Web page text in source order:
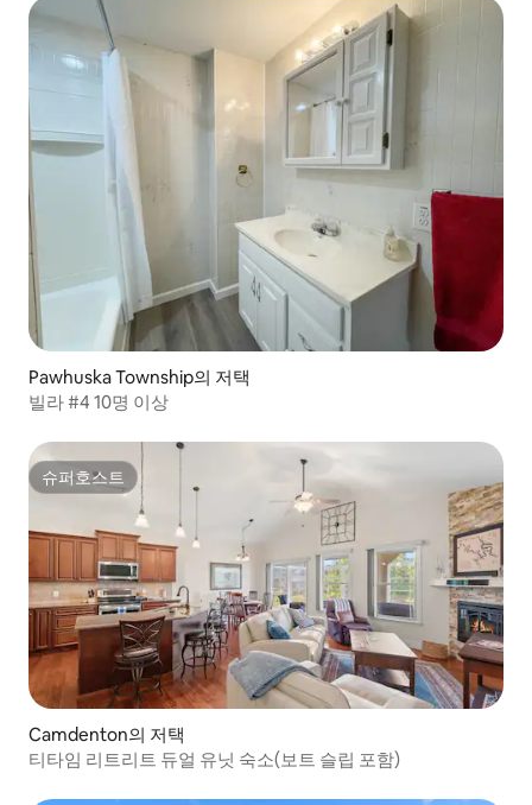
Pawhuska Township의 저택
빌라 #4 10명 이상
슈퍼호스트
슈퍼호스트
Camdenton의 저택
티타임 리트리트 듀얼 유닛 숙소(보트 슬립 포함)